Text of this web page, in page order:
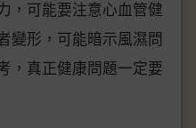
，可能要注意心血管健
變形，可能暗示風濕問
，真正健康問題一定要